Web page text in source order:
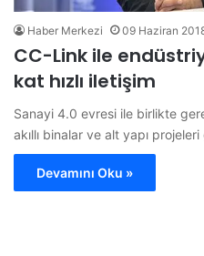
Haber Merkezi 09 Haziran
CC-Link ile
kat hızlı iletişim
Sanayi 4.0 evresi ile birlikte
akıllı binalar ve alt yapı
Devamını Oku »